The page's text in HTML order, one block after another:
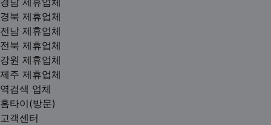
경북 제휴업체
전남 제휴업체
전북 제휴업체
강원 제휴업체
제주 제휴업체
역검색 업체
홈타이(방문)
고객센터